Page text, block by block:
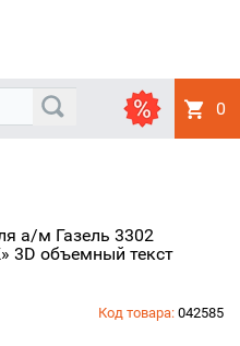
0
а/м Газель 3302
3D объемный текст
Код товара: 042585